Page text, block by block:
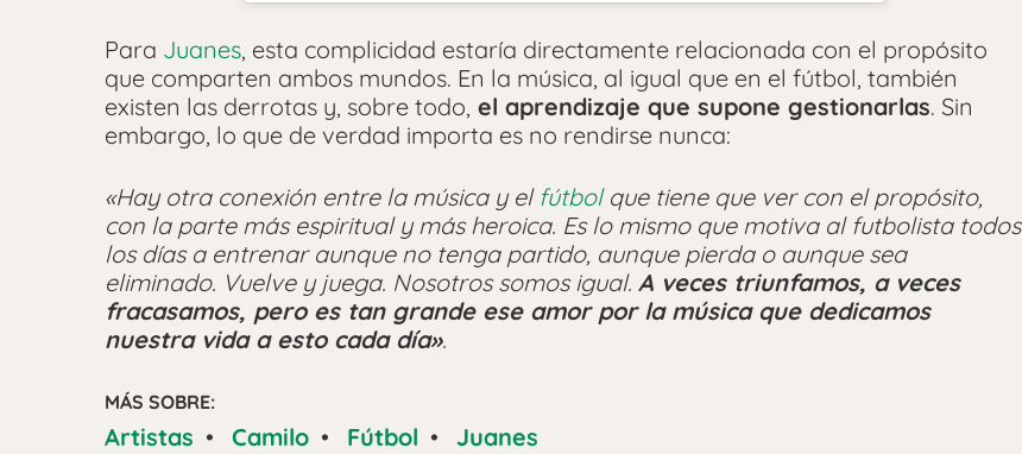
Para Juanes, esta complicidad estaría directamente relacionada con el propósito
que comparten ambos mundos. En la música, al igual que en el fútbol, también
existen las derrotas y, sobre todo, el aprendizaje que supone gestionarlas. Sin
embargo, lo que de verdad importa es no rendirse nunca:
«Hay otra conexión entre la música y el fútbolque tiene que ver con el propósito,
con la parte más espiritual y más heroica. Es lo mismo que motiva al futbolista todos
los días a entrenar aunque no tenga partido, aunque pierda o aunque sea
eliminado. Vuelve y juega. Nosotros somos igual. A veces triunfamos, a veces
fracasamos, pero es tan grande ese amor por la música que dedicamos
nuestra vida a esto cada día».
MÁS SOBRE:
Artistas • Camilo • Fútbol • Juanes